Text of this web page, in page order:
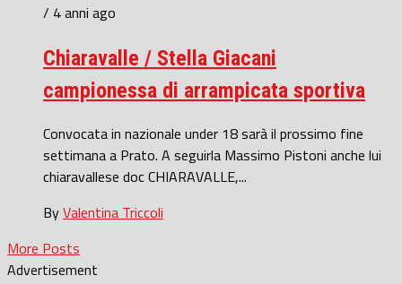
/ 4 anni ago
Chiaravalle / Stella Giacani
campionessa di arrampicata sportiva
Convocata in nazionale under 18 sarà il prossimo fine
settimana a Prato. A seguirla Massimo Pistoni anche lui
chiaravallese doc CHIARAVALLE,...
ByValentina Triccoli
More Posts
Advertisement